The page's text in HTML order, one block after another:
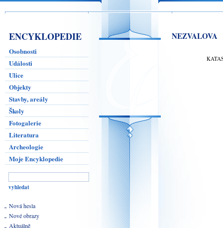
ENCYKLOPEDIE
Osobnosti
Události
Ulice
Objekty
Stavby, areály
Školy
Fotogalerie
Literatura
Archeologie
Moje Encyklopedie
Nová hesla
Nové obrazy
Aktuálně
NEZVALOVA